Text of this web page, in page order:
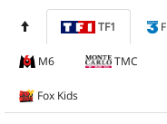
TF1
M6 TMC
Fox Kids